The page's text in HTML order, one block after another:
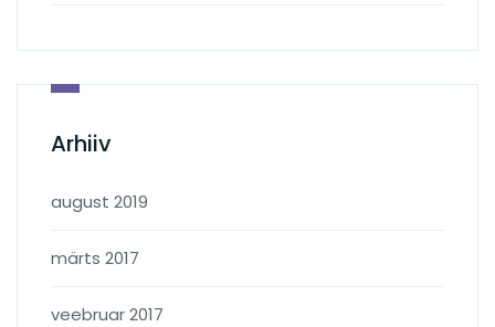
Arhiiv
august 2019
märts 2017
veebruar 2017